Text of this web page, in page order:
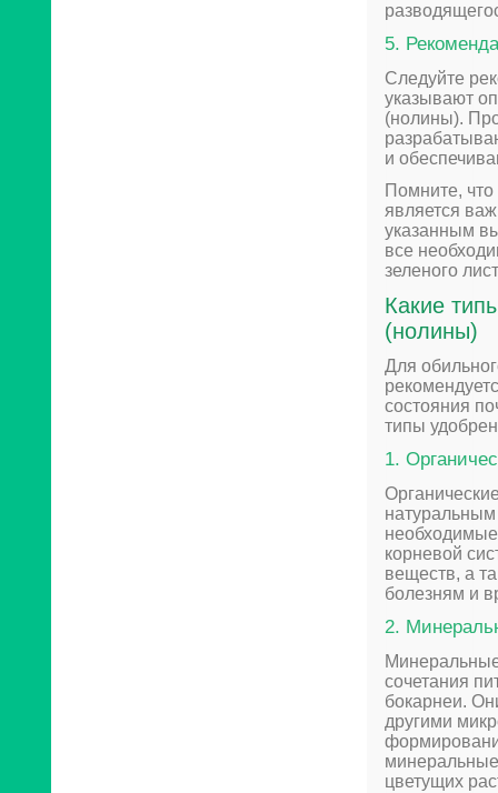
5.
Следуйте
указывают
(нолины).
и
Помните,
является
указанным
все
зеленого
Какие
(нолины)
Для
состояния
типы
1.
корневой
веществ, а
болезням и
2.
сочетания
бокарнеи.
другими
цветущих